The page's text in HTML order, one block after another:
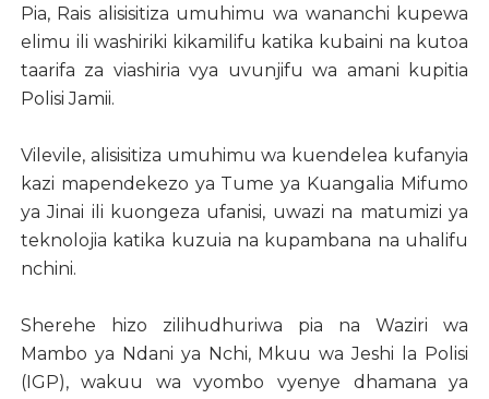
Pia, Rais alisisitiza umuhimu wa wananchi kupewa
elimu ili washiriki kikamilifu katika kubaini na kutoa
taarifa za viashiria vya uvunjifu wa amani kupitia
Polisi Jamii.
Vilevile, alisisitiza umuhimu wa kuendelea kufanyia
kazi mapendekezo ya Tume ya Kuangalia Mifumo
ya Jinai ili kuongeza ufanisi, uwazi na matumizi ya
teknolojia katika kuzuia na kupambana na uhalifu
nchini.
Sherehe hizo zilihudhuriwa pia na Waziri wa
Mambo ya Ndani ya Nchi, Mkuu wa Jeshi la Polisi
(IGP), wakuu wa vyombo vyenye dhamana ya